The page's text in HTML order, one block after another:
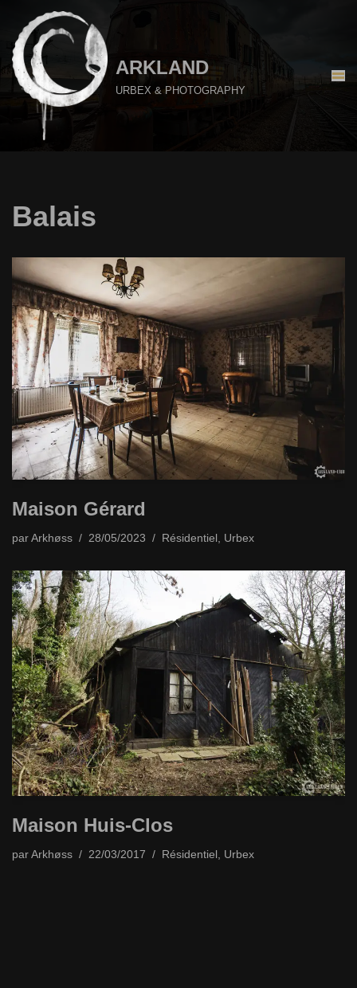
Aller
au
contenu
ARKLAND
URBEX & PHOTOGRAPHY
Balais
Maison Gérard
par Arkhøss 28/05/2023 Résidentiel Urbex
Maison Huis-Clos
par Arkhøss 22/03/2017 Résidentiel , Urbex